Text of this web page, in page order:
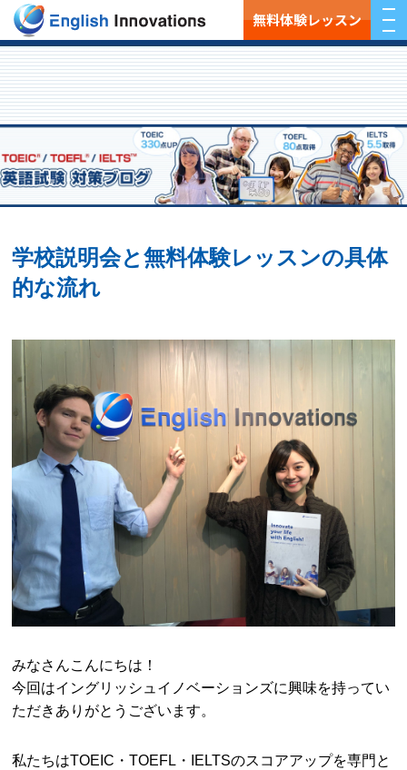
無料体験レッスン
学校説明会と無料体験レッスンの具体
的な流れ
みなさんこんにちは！
今回はイングリッシュイノベーションズに興味を持ってい
ただきありがとうございます。
私たちはTOEIC・TOEFL・IELTSのスコアアップを専門と